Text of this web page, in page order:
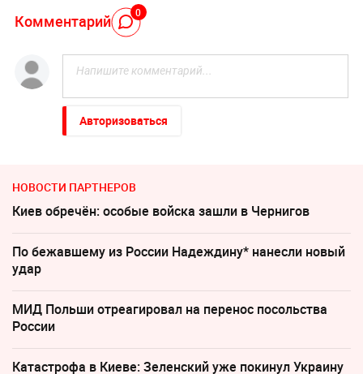
Комментарий 0
Авторизоваться
НОВОСТИ ПАРТНЕРОВ
Киев обречён: особые войска зашли в Чернигов
По бежавшему из России Надеждину* нанесли новый
удар
МИД Польши отреагировал на перенос посольства
России
Катастрофа в Киеве: Зеленский уже покинул Украину